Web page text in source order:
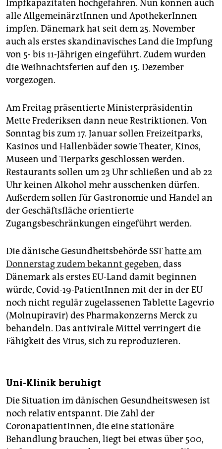
Impfkapazitäten hochgefahren. Nun können auch
alle AllgemeinärztInnen und ApothekerInnen
impfen. Dänemark hat seit dem 25. November
auch als erstes skandinavisches Land die Impfung
von 5- bis 11-Jährigen eingeführt. Zudem wurden
die Weihnachtsferien auf den 15. Dezember
vorgezogen.
Am Freitag präsentierte Ministerpräsidentin
Mette Frederiksen dann neue Restriktionen. Von
Sonntag bis zum 17. Januar sollen Freizeitparks,
Kasinos und Hallenbäder sowie Theater, Kinos,
Museen und Tierparks geschlossen werden.
Restaurants sollen um 23 Uhr schließen und ab 22
Uhr keinen Alkohol mehr ausschenken dürfen.
Außerdem sollen für Gastronomie und Handel an
der Geschäftsfläche orientierte
Zugangsbeschränkungen eingeführt werden.
Die dänische Gesundheitsbehörde SSThatte am
Donnerstag zudem bekannt gegeben, dass
Dänemark als erstes EU-Land damit beginnen
würde, Covid-19-PatientInnen mit der in der EU
noch nicht regulär zugelassenen Tablette Lagevrio
(Molnupiravir) des Pharmakonzerns Merck zu
behandeln. Das antivirale Mittel verringert die
Fähigkeit des Virus, sich zu reproduzieren.
Uni-Klinik beruhigt
Die Situation im dänischen Gesundheitswesen ist
noch relativ entspannt. Die Zahl der
CoronapatientInnen, die eine stationäre
Behandlung brauchen, liegt bei etwas über 500,